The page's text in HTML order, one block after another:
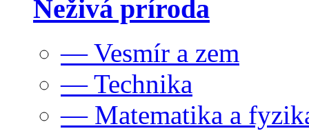
Neživá príroda
— Vesmír a zem
— Technika
— Matematika a